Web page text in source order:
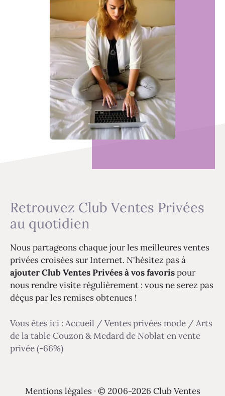
Retrouvez Club Ventes Privées
au quotidien
Nous partageons chaque jour les meilleures ventes
privées croisées sur Internet. N'hésitez pas à
ajouter Club Ventes Privées à vos favorispour
nous rendre visite régulièrement : vous ne serez pas
déçus par les remises obtenues !
Vous êtes ici : Accueil / Ventes privées mode / Arts
de la table Couzon & Medard de Noblat en vente
privée (-66%)
Mentions légales · © 2006-2026 Club Ventes